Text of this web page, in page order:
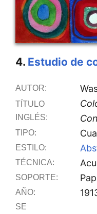
4. Estudio de
AUTOR:
TÍTULO
INGLÉS:
TIPO:
ESTILO:
TÉCNICA:
SOPORTE:
AÑO:
SE